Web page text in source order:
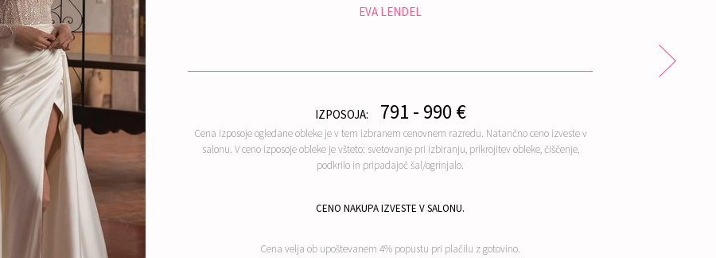
EVA LENDEL
IZPOSOJA: 791 - 990 €
Cena izposoje ogledane obleke je v tem izbranem cenovnem razredu. Natančno ceno izveste v
salonu. V ceno izposoje obleke je všteto: svetovanje pri izbiranju, prikrojitev obleke, čiščenje,
podkrilo in pripadajoč šal/ogrinjalo.
CENO NAKUPA IZVESTE V SALONU.
Cena velja ob upoštevanem 4% popustu pri plačilu z gotovino.